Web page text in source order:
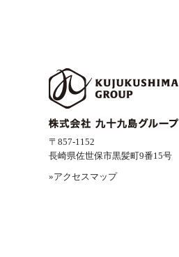
〒857-1152
長崎県佐世保市黒髪町9番15号
»アクセスマップ